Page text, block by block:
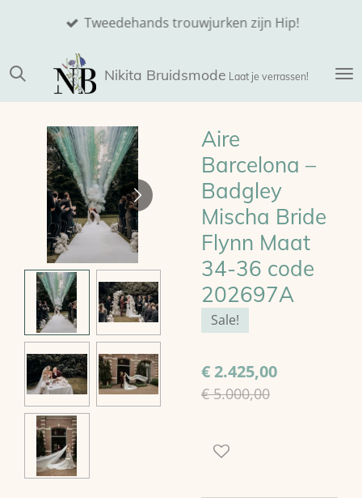
de
hoofdinhoud
Nikita Bruidsmode Laat je verrassen!
Tweedehands trouwjurken zijn Hip!
Aire
Barcelona –
Badgley
Mischa Bride
Flynn Maat
34-36 code
202697A
Sale!
€ 2.425,00
€ 5.000,00